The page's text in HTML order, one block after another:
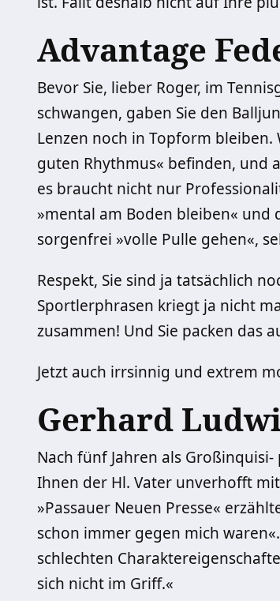
Advantage
Bevor Sie, lieber Roger, im
schwangen, gaben Sie den
Lenzen noch in Topform bleiben.
guten Rhythmus« befinden, und
es braucht nicht nur
»mental am Boden bleiben« und
sorgenfrei »volle Pulle gehen«,
Respekt, Sie sind ja tatsächlich
Sportlerphrasen kriegt ja nicht
zusammen! Und Sie packen das
Jetzt auch irrsinnig und extrem
Gerhard
Nach fünf Jahren als
Ihnen der Hl. Vater unverhofft
»Passauer Neuen Presse«
schon immer gegen mich
schlechten
sich nicht im Griff.«